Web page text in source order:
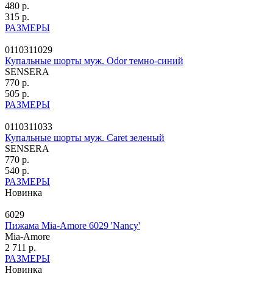
480 р.
315 р.
РАЗМЕРЫ
0110311029
Купальные шорты муж. Odor темно-синий
SENSERA
770 р.
505 р.
РАЗМЕРЫ
0110311033
Купальные шорты муж. Caret зеленый
SENSERA
770 р.
540 р.
РАЗМЕРЫ
Новинка
6029
Пижама Mia-Amore 6029 'Nancy'
Mia-Amore
2 711 р.
РАЗМЕРЫ
Новинка